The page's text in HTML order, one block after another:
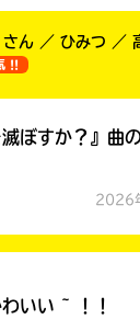
ん ／ ひみつ ／
!!
滅ぼすか？』曲
2026
いい ~ ！！
内
容
ー
で、
う